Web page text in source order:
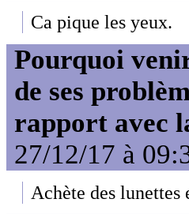
Ca pique les yeux.
Pourquoi
de ses
rapport avec
27/12/17 à
Achète des lunettes